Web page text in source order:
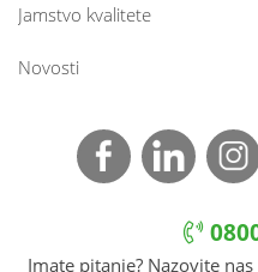
Jamstvo kvalitete
Novosti
Imate pitanje? Nazovite